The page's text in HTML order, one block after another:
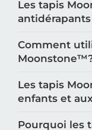
Les tapis
antidérapants
Comment
Les tapis
enfants et
Pourquoi les